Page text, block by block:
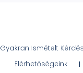
Gyakran Ismételt
Elérhetőségeink